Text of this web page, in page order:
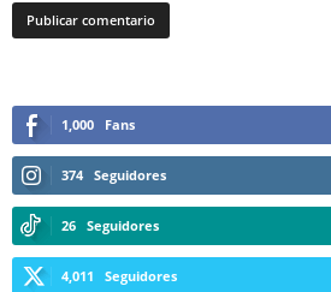
1,000 Fans
374 Seguidores
26 Seguidores
4,011 Seguidores